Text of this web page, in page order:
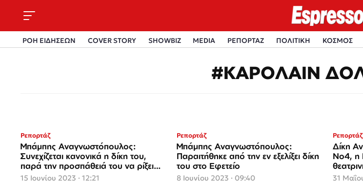
ΡΟΗ ΕΙΔΗΣΕΩΝ COVER STORY SHOWBIZ MEDIA ΡΕΠΟΡΤΑΖ ΠΟΛΙΤΙΚΗ ΚΟΣΜΟΣ
#ΚΑΡΟΛΑΙΝ
Ρεπορτάζ
Μπάμπης Αναγνωστόπουλος:
Συνεχίζεται κανονικά η δίκη του,
παρά την προσπάθειά του να ρίξει
«αυλαία»
15 Ιουνίου 2023 · 12:21
Ρεπορτάζ
Μπάμπης Αναγνωστόπουλος:
Παραιτήθηκε από την εν εξελίξει δίκη
του στο Εφετείο
8 Ιουνίου 2023 · 09:40
Ρεπορτάζ
Δίκη
Νο4, η
31